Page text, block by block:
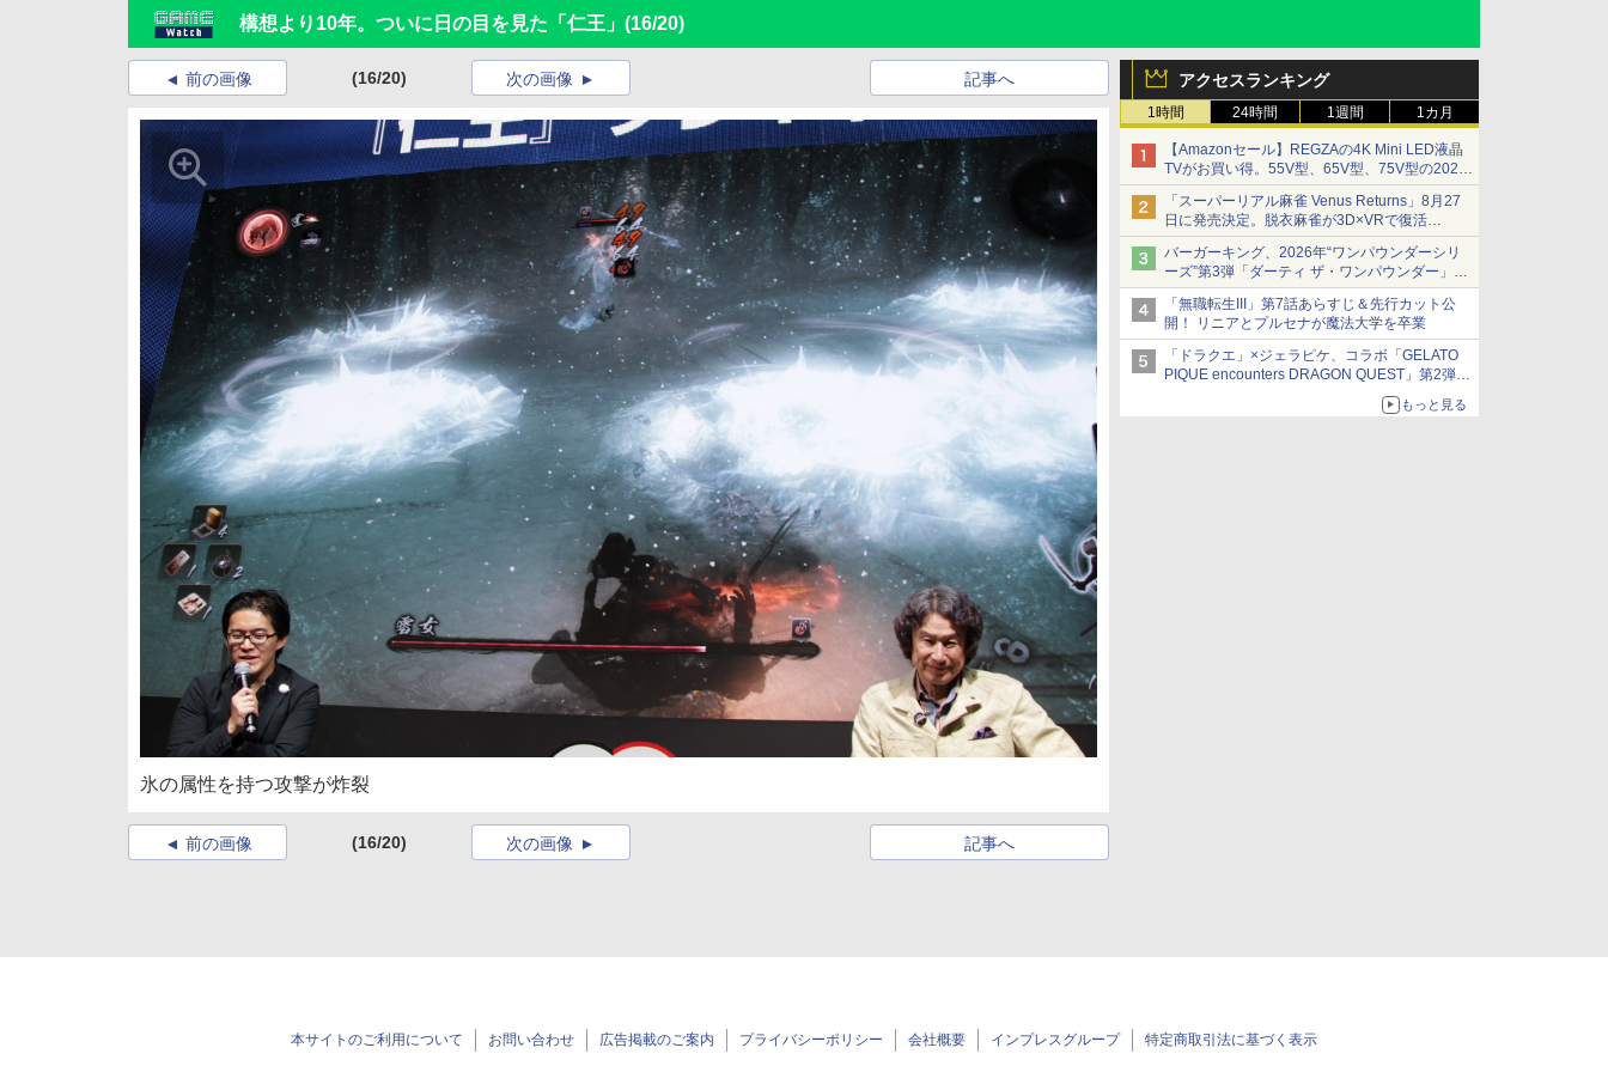
構想より10年。ついに日の目を見た「仁王」 (16/20)
アクセスランキング
1時間 24時間 1週間 1カ月
【Amazonセール】REGZAの4K Mini LED液晶
TVがお買い得。55V型、65V型、75V型の2026
年モデルがラインナップ
「スーパーリアル麻雀 Venus Returns」8月27
日に発売決定。脱衣麻雀が3D×VRで復活
発売から2週間は20%オフになるセールが実施
バーガーキング、2026年“ワンパウンダーシリ
ーズ”第3弾「ダーティ ザ・ワンパウンダー」を
8月7日発売
「特製ガーリックマヨソース」を使用した超大
型チーズバーガー
「無職転生III」第7話あらすじ＆先行カット公
開！ リニアとプルセナが魔法大学を卒業
「ドラクエ」×ジェラピケ、コラボ「GELATO
PIQUE encounters DRAGON QUEST」第2弾が
アイスカップに入ったスライムやわたぼう、ベ
もっと見る
前の画像 (16/20) 記事へ
次の画像
氷の属性を持つ攻撃が炸裂
前の画像 (16/20) 記事へ
次の画像
本サイトのご利用について お問い合わせ 広告掲載のご案内 プライバシーポリシー 会社概要 インプレスグループ 特定商取引法に基づく表示